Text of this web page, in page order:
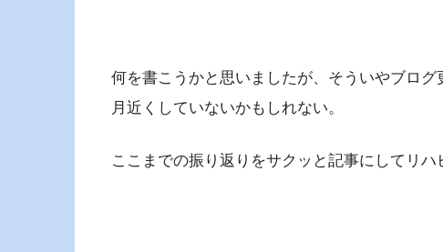
何を書こうかと思いましたが、そういやブロ
月近くしていないかもしれない。
ここまでの振り返りをサクッと記事にしてリハ